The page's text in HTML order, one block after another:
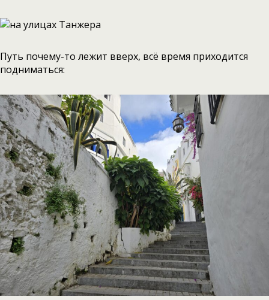
Путь почему-то лежит вверх, всё время приходится
подниматься: